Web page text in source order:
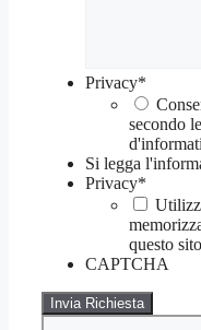
Privacy*
secondo
Si legga
Privacy*
questo
CAPTCHA